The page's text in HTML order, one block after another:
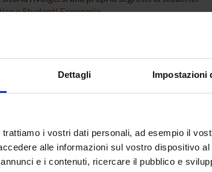
Dettagli Impostazioni
trattiamo i vostri dati personali, ad esempio il
alle informazioni sul vostro dispositivo
e i contenuti, ricercare il pubblico e
e Studenti Economia
per le aziende
sulle attività di ricerca e sui servizi offerti
contattare la
arrivare / How to get here